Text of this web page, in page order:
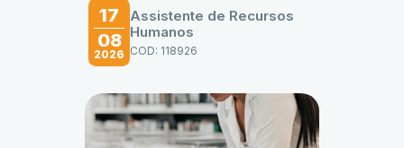
17
08
2026
Assistente de Recursos
Humanos
COD: 118926